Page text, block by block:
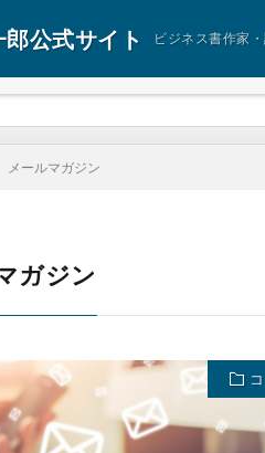
公式サイト ビジネス書作家
メールマガジン
ガジン